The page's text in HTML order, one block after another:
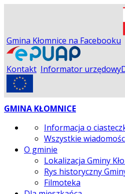
Gmina Kłomnice na Facebooku
Kontakt Informator urzędowy
GMINA KŁOMNICE
Informacja o
Wszystkie
O gminie
Lokalizacja Gminy
Rys historyczny
Filmoteka